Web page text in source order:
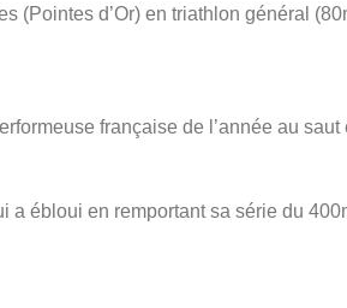
d’Or) en triathlon général
française de l’année au
a ébloui en remportant sa série du